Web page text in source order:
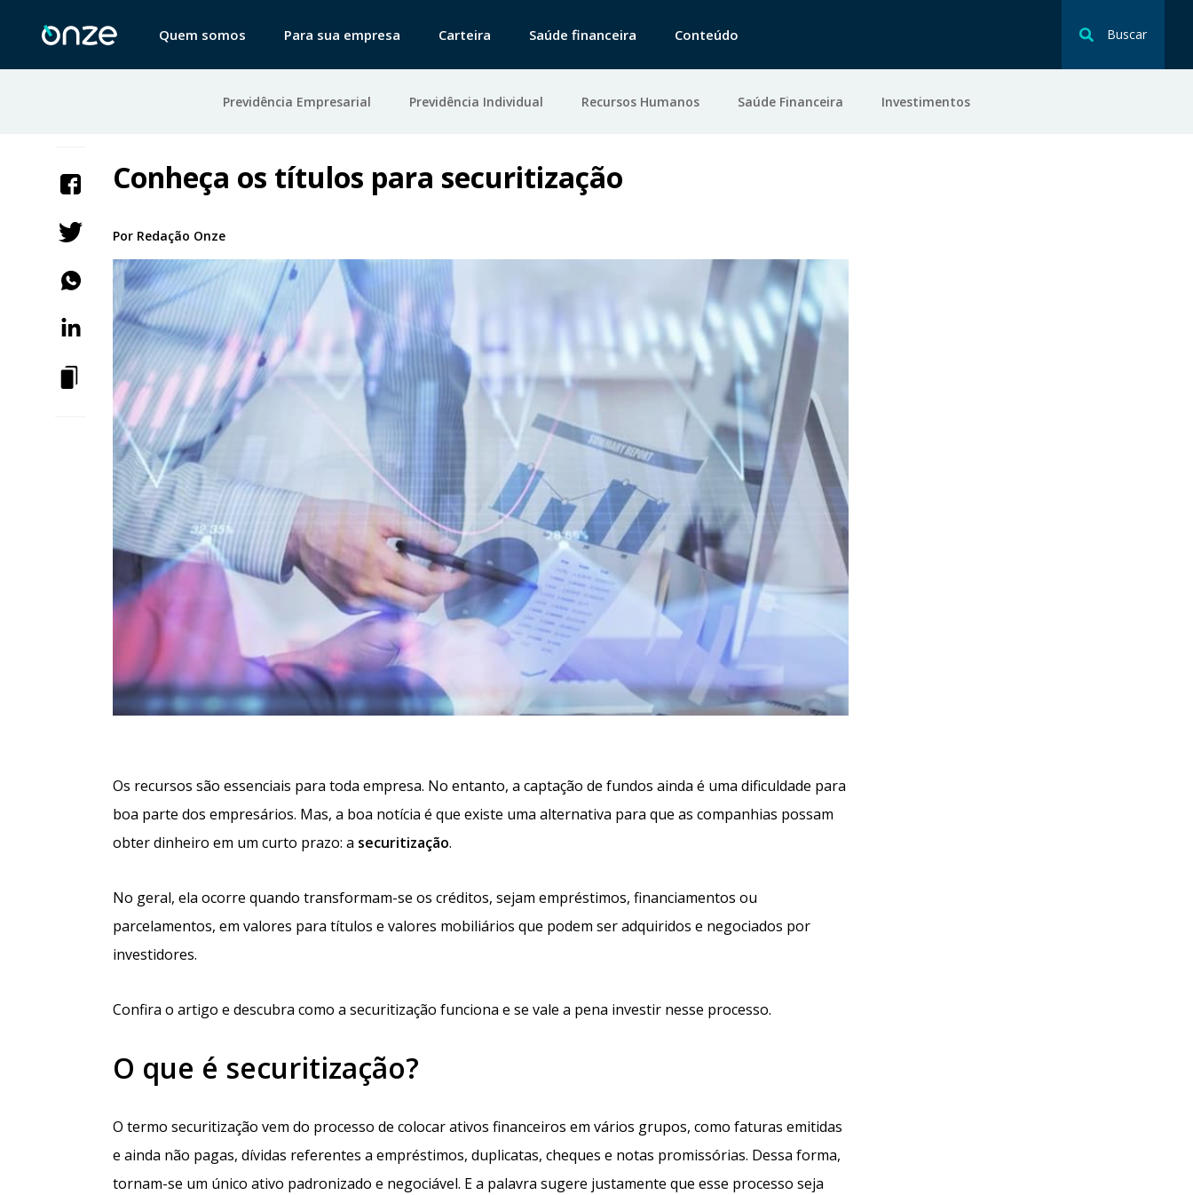
Buscar
Quem somos Para sua empresa Carteira Saúde financeira Conteúdo
Previdência Empresarial Previdência Individual Recursos Humanos Saúde Financeira Investimentos
Conheça os títulos para securitização
Por Redação Onze
Os recursos são essenciais para toda empresa. No entanto, a captação de fundos ainda é uma dificuldade para
boa parte dos empresários. Mas, a boa notícia é que existe uma alternativa para que as companhias possam
obter dinheiro em um curto prazo: a securitização.
No geral, ela ocorre quando transformam-se os créditos, sejam empréstimos, financiamentos ou
parcelamentos, em valores para títulos e valores mobiliários que podem ser adquiridos e negociados por
investidores.
Confira o artigo e descubra como a securitização funciona e se vale a pena investir nesse processo.
O que é securitização?
O termo securitização vem do processo de colocar ativos financeiros em vários grupos, como faturas emitidas
e ainda não pagas, dívidas referentes a empréstimos, duplicatas, cheques e notas promissórias. Dessa forma,
tornam-se um único ativo padronizado e negociável. E a palavra sugere justamente que esse processo seja